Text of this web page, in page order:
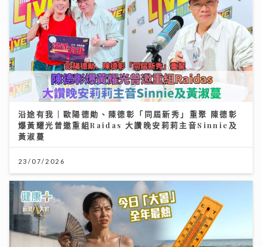
沿途有我｜歐陽德勛、陳德彰「同屆新秀」重聚 陳德彰
爆黃耀光曾邀重組Raidas 大讚晚安莉莉主音Sinnie及
黃淑蔓
23/07/2026